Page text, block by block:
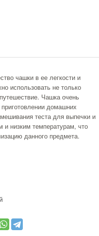
чашки в ее легкости и
использовать не только
Чашка очень
домашних
теста для выпечки и
и низким температурам, что
данного предмета.